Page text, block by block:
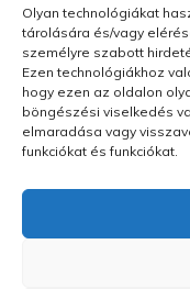
Olyan technológiákat
tárolására és/vagy
személyre szabott
Ezen technológiákhoz
hogy ezen az oldalon
böngészési viselkedés
elmaradása vagy
funkciókat és funkciókat.
Futótárs blog
Futásakadémia
FutótárShop
Futórandi
Minden jog